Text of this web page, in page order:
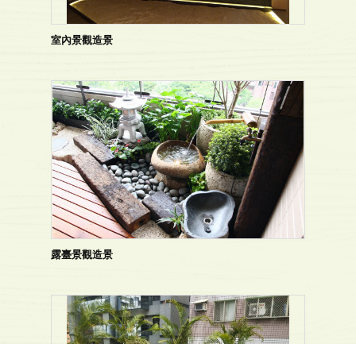
室內景觀造景
露臺景觀造景